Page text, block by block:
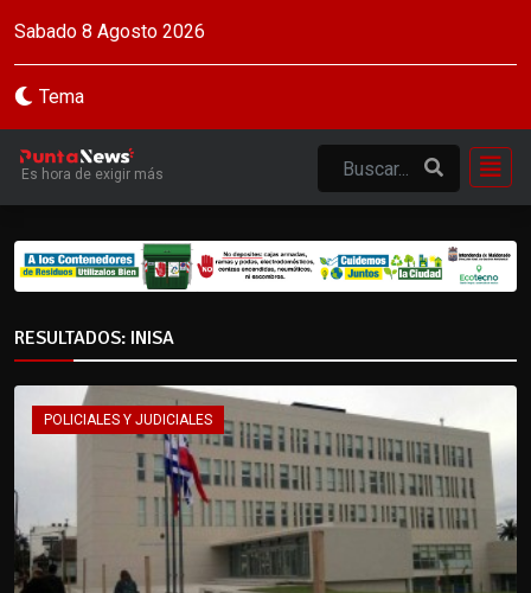
Sabado 8 Agosto 2026
Tema
Es hora de exigir más
RESULTADOS: INISA
POLICIALES Y JUDICIALES